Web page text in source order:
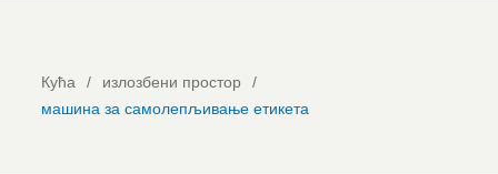
Кућа
излозбени простор
машина за самолепљивање етикета